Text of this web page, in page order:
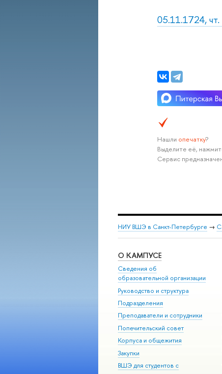
05.11.1724,
Нашли опечатку?
Выделите её,
Сервис
НИУ ВШЭ в Санкт-Петербурге →
О КАМПУСЕ
Сведения об
образовательной организации
Руководство и структура
Подразделения
Преподаватели и сотрудники
Попечительский совет
Корпуса и общежития
Закупки
ВШЭ для студентов с